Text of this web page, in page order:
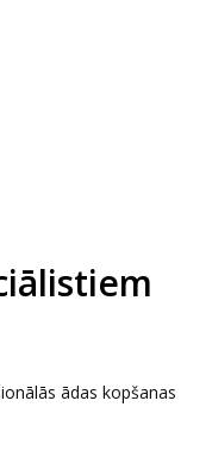
ādas kopšanas